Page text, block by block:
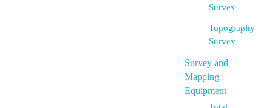
Survey
Topography
Survey
Survey and
Mapping
Equipment